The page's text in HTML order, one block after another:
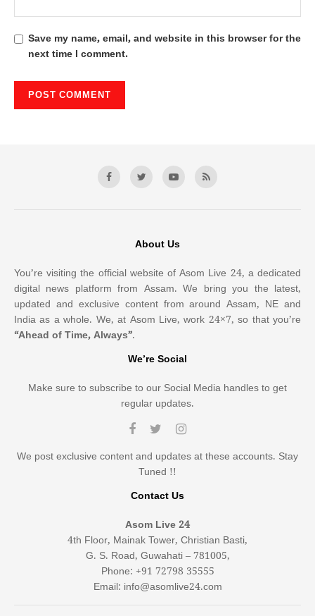
Save my name, email, and website in this browser for the
next time I comment.
About Us
You’re visiting the official website of Asom Live 24, a dedicated
digital news platform from Assam. We bring you the latest,
updated and exclusive content from around Assam, NE and
India as a whole. We, at Asom Live, work 24×7, so that you’re
“Ahead of Time, Always”.
We’re Social
Make sure to subscribe to our Social Media handles to get
regular updates.
We post exclusive content and updates at these accounts. Stay
Tuned !!
Contact Us
Asom Live 24
4th Floor, Mainak Tower, Christian Basti,
G. S. Road, Guwahati – 781005,
Phone: +91 72798 35555
Email: info@asomlive24.com